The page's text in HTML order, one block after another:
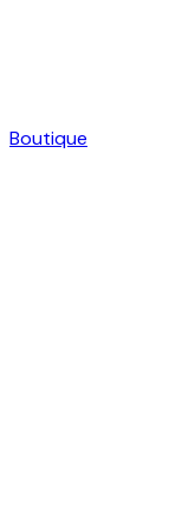
Boutique